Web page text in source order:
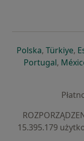
Polskaotwiera
, Türkiye,
Portugal,
15.395.179